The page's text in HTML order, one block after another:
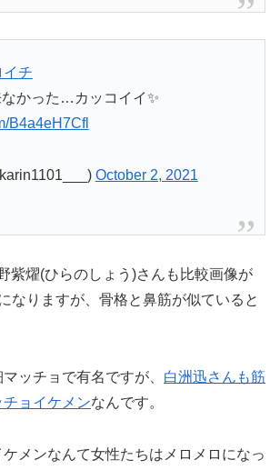
イチ
なかった…カッコイイ✨
B4a4eH7Cfl
October 2, 2021
紫燿(ひらのしょう)さんも比較画像が
なりますが、骨格と鼻筋が似ていると
ッチョで有名ですが、 白洲迅さんも筋
ョイケメンなんです。
メンなんて女性たちはメロメロになっ